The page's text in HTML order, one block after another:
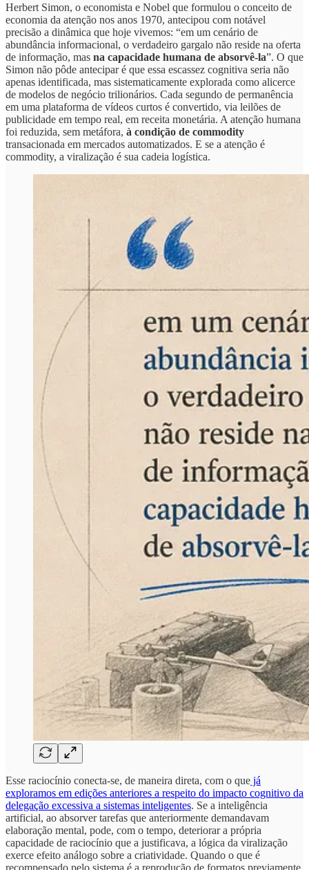
Herbert Simon, o economista e Nobel que formulou o conceito de
economia da atenção nos anos 1970, antecipou com notável
precisão a dinâmica que hoje vivemos: “em um cenário de
abundância informacional, o verdadeiro gargalo não reside na oferta
de informação, mas na capacidade humana de absorvê-la”. O que
Simon não pôde antecipar é que essa escassez cognitiva seria não
apenas identificada, mas sistematicamente explorada como alicerce
de modelos de negócio trilionários. Cada segundo de permanência
em uma plataforma de vídeos curtos é convertido, via leilões de
publicidade em tempo real, em receita monetária. A atenção humana
foi reduzida, sem metáfora, à condição de commodity
transacionada em mercados automatizados. E se a atenção é
commodity, a viralização é sua cadeia logística.
Esse raciocínio conecta-se, de maneira direta, com o que já
exploramos em edições anteriores a respeito do impacto cognitivo da
delegação excessiva a sistemas inteligentes. Se a inteligência
artificial, ao absorver tarefas que anteriormente demandavam
elaboração mental, pode, com o tempo, deteriorar a própria
capacidade de raciocínio que a justificava, a lógica da viralização
exerce efeito análogo sobre a criatividade. Quando o que é
recompensado pelo sistema é a reprodução de formatos previamente